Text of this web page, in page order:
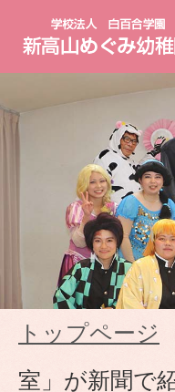
トップページ
室」が新聞で